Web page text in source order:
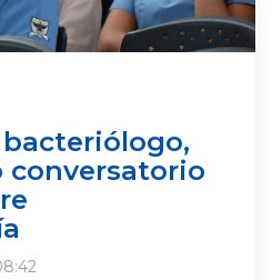
conversatorio